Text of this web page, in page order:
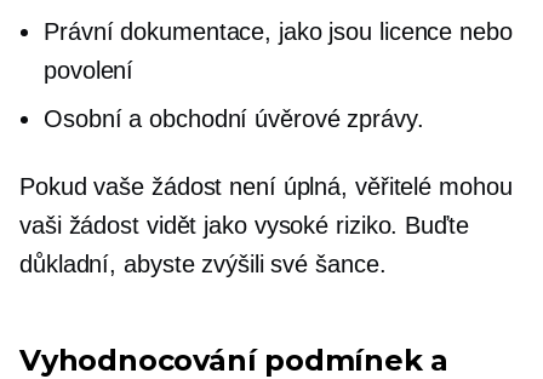
Právní dokumentace, jako jsou licence nebo
povolení
Osobní a obchodní úvěrové zprávy.
Pokud vaše žádost není úplná, věřitelé mohou
vaši žádost vidět jako vysoké riziko. Buďte
důkladní, abyste zvýšili své šance.
Vyhodnocování podmínek a